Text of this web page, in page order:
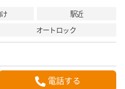
駅近
オートロック
電話する